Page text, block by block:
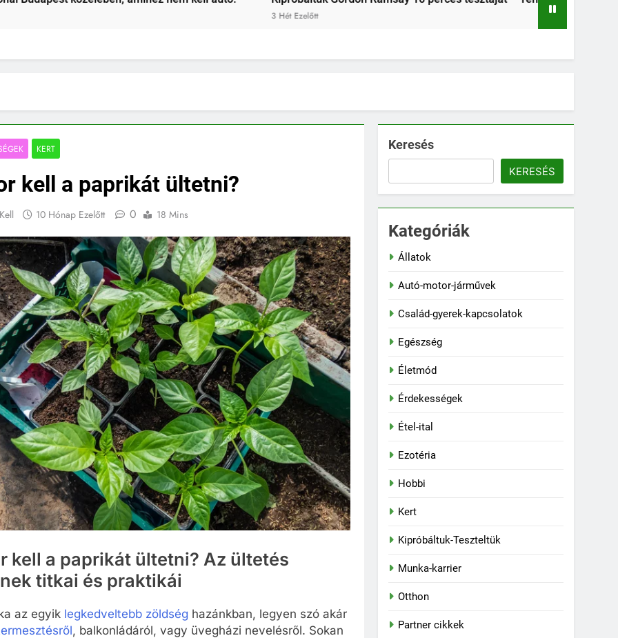
KERT
kell a paprikát ültetni?
10 Hónap Ezelőtt 0 18 Mins
kell a paprikát ültetni? Az ültetés
titkai és praktikái
az egyik legkedveltebb zöldség hazánkban, legyen szó akár
, balkonládáról, vagy üvegházi nevelésről. Sokan
Keresés
KERESÉS
Kategóriák
Állatok
Autó-motor-járművek
Család-gyerek-kapcsolatok
Egészség
Életmód
Érdekességek
Étel-ital
Ezotéria
Hobbi
Kert
Kipróbáltuk-Teszteltük
Munka-karrier
Otthon
Partner cikkek